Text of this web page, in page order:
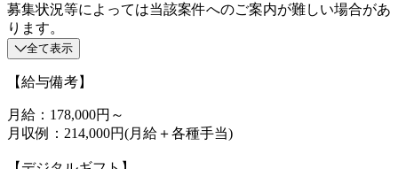
募集状況等によっては当該案件へのご案内が難しい場合があ
ります。
全て表示
【給与備考】
月給：178,000円～
月収例：214,000円(月給＋各種手当)